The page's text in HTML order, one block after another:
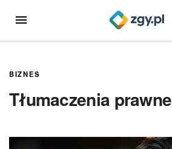
MENU
BIZNES
Tłumaczenia prawne